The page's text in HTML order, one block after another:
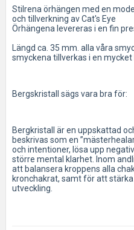
Stilrena örhängen med en
och tillverkning av Cat's Eye
Örhängena levereras i en fin
Längd ca. 35 mm. alla våra
smyckena tillverkas i en mycket
Bergskristall sägs vara bra för:
Bergkristall är en uppskattad
beskrivas som en
och intentioner, lösa upp
större mental klarhet. Inom
att balansera kroppens alla
kronchakrat, samt för att
utveckling.